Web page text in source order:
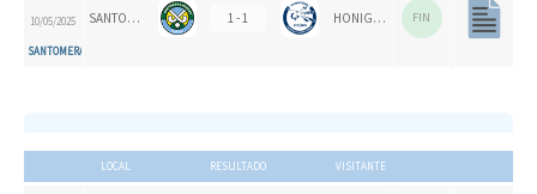
10/05/2025
SANTOMERA
SANTOMERA HC 1 - 1 HONIGVÖGEL HH 79 FIN
LOCAL RESULTADO VISITANTE